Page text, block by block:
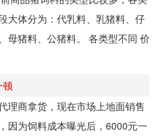
大体分为：代乳料、乳猪料、仔
母猪料、公猪料。 各类型不同 价
顿
理商拿货，现在市场上地面销售
因为饲料成本曝光后，6000元一